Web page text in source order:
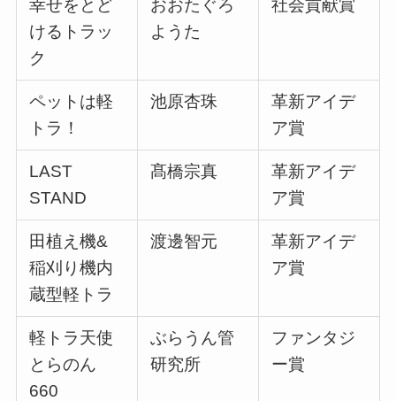
幸せをとど
けるトラッ
ク
おおたぐろ
ようた
社会貢献賞
ペットは軽
トラ！
池原杏珠
革新アイデ
ア賞
LAST
STAND
髙橋宗真
革新アイデ
ア賞
田植え機&
稲刈り機内
蔵型軽トラ
渡邊智元
革新アイデ
ア賞
軽トラ天使
とらのん
660
ぶらうん管
研究所
ファンタジ
ー賞